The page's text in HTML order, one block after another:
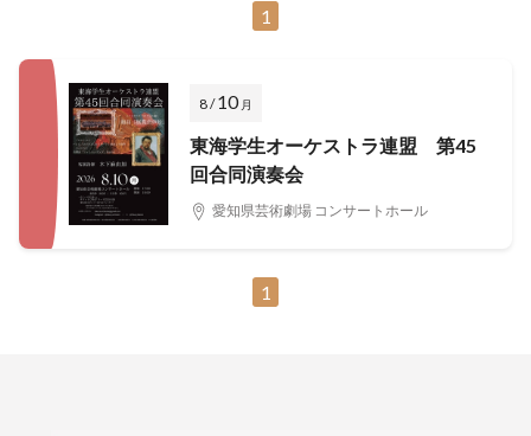
1
8 /10 月
東海学生オーケストラ連盟 第45
回合同演奏会
愛知県芸術劇場 コンサートホール
1